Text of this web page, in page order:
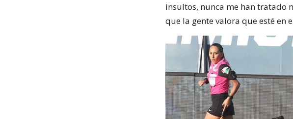
insultos, nunca me han tratado
que la gente valora que esté en